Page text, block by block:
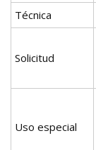
Técnica
Solicitud
Uso especial